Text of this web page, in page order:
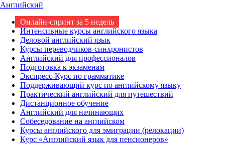
Английский
Онлайн-спринт за 5 недель
Интенсивные курсы английского языка
Деловой английский язык
Курсы переводчиков-синхронистов
Английский для профессионалов
Подготовка к экзаменам
Экспресс-Курс по грамматике
Поддерживающий курс по английскому языку
Практический английский для путешествий
Дистанционное обучение
Английский для начинающих
Собеседование на английском
Курсы английского для эмиграции (релокации)
Курс «Английский язык для пенсионеров»